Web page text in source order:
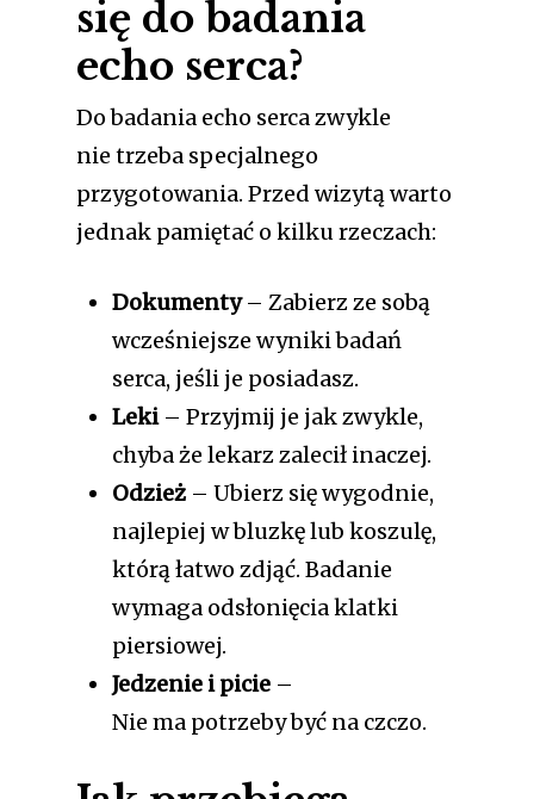
się do badania
echo serca?
Do badania echo serca zwykle
nie trzeba specjalnego
przygotowania. Przed wizytą warto
jednak pamiętać o kilku rzeczach:
Dokumenty– Zabierz ze sobą
wcześniejsze wyniki badań
serca, jeśli je posiadasz.
Leki– Przyjmij je jak zwykle,
chyba że lekarz zalecił inaczej.
Odzież – Ubierz się wygodnie,
najlepiej w bluzkę lub koszulę,
którą łatwo zdjąć. Badanie
wymaga odsłonięcia klatki
piersiowej.
Jedzenie i picie –
Nie ma potrzeby być na czczo.